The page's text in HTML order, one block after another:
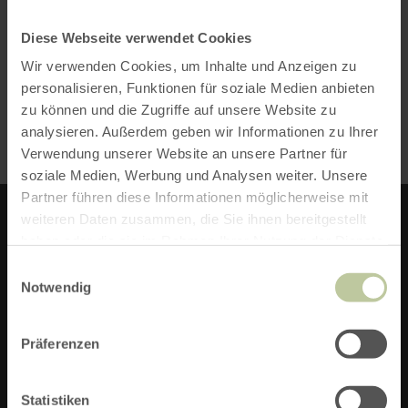
Diese Webseite verwendet Cookies
Wir verwenden Cookies, um Inhalte und Anzeigen zu
personalisieren, Funktionen für soziale Medien anbieten
zu können und die Zugriffe auf unsere Website zu
analysieren. Außerdem geben wir Informationen zu Ihrer
Verwendung unserer Website an unsere Partner für
soziale Medien, Werbung und Analysen weiter. Unsere
Partner führen diese Informationen möglicherweise mit
weiteren Daten zusammen, die Sie ihnen bereitgestellt
Notwendig
Präferenzen
Statistiken
Ferienhaus
weitere Infos Gesamtpreis
560,00 € ANFRAGEN
53940 Hellenthal